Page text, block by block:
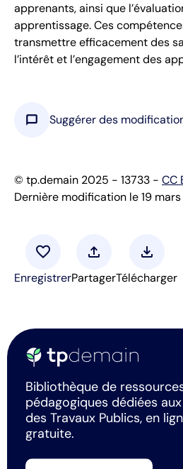
apprenants, ainsi que
apprentissage. Ces
transmettre efficacement des
l’intérêt et l’engagement des
chat_bubble Suggérer des
© tp.demain 2025 - 13733 - CC
Dernière modification le 19
favorite
Enregistrer
upload
Partager
download
Télécharger
Bibliothèque de
pédagogiques dédiées
des Travaux Publics, en
gratuite.